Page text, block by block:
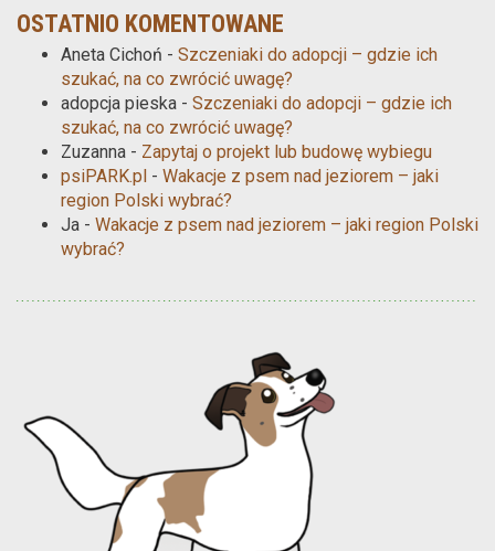
OSTATNIO KOMENTOWANE
Aneta Cichoń - Szczeniaki do adopcji – gdzie ich
szukać, na co zwrócić uwagę?
adopcja pieska - Szczeniaki do adopcji – gdzie ich
szukać, na co zwrócić uwagę?
Zuzanna - Zapytaj o projekt lub budowę wybiegu
psiPARK.pl - Wakacje z psem nad jeziorem – jaki
region Polski wybrać?
Ja - Wakacje z psem nad jeziorem – jaki region Polski
wybrać?